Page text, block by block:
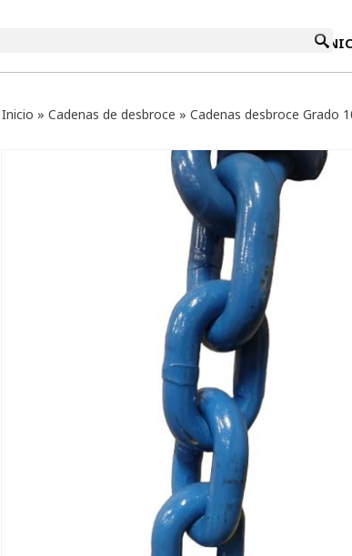
Inicio » Cadenas de desbroce » Cadenas desbroce Grado